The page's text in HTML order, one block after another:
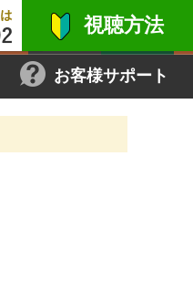
視聴方法
お客様サポート